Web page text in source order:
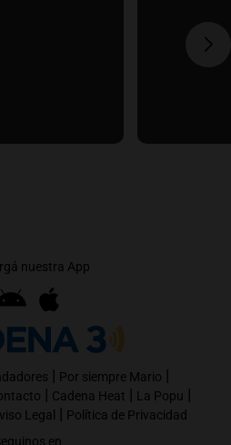
nuestra App
| Por siempre Mario |
| Cadena Heat | La Popu |
Legal | Política de Privacidad